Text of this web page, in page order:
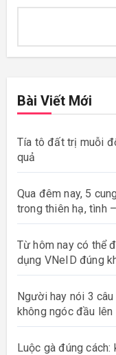
Bài Viết Mới
Tía tô đất trị muỗi
quả
Qua đêm nay, 5
trong thiên hạ, tình
Từ hôm nay có thể
dụng VNeID đúng
Người hay nói 3
không ngóc đầu lên
Luộc gà đúng cách: